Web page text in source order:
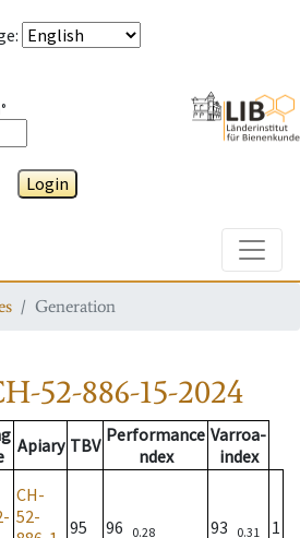
:
Login
Generation
52-886-15-2024
Apiary TBV Performance
ndex
Varroa-
index
CH-
52-
95 96 0.28 93 0.31 1